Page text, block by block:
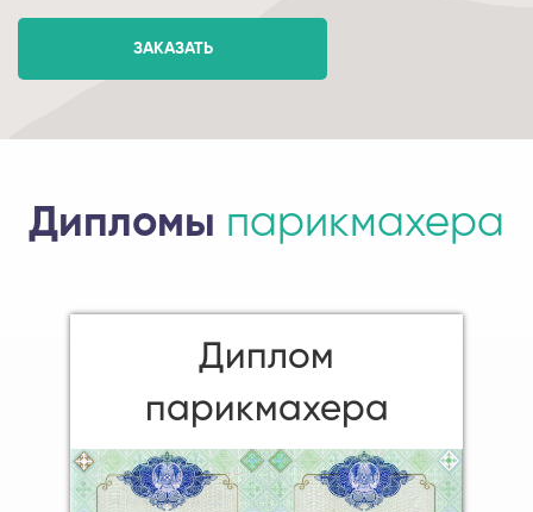
ЗАКАЗАТЬ
Дипломы парикмахера
Диплом
парикмахера